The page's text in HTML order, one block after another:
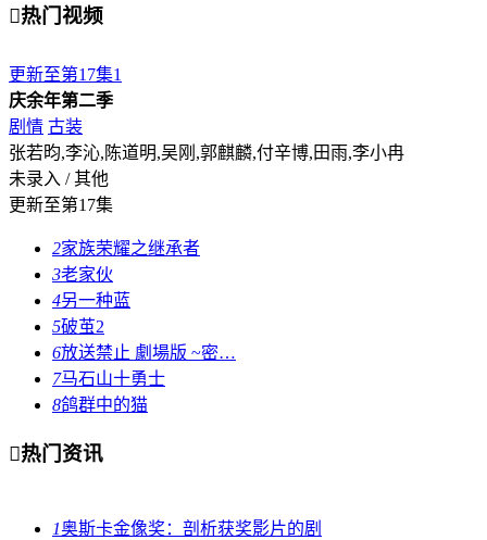
热门视频
更新至第17集1
庆余年第二季
剧情 古装
张若昀,李沁,陈道明,吴刚,郭麒麟,付辛博,田雨,李小冉
未录入 / 其他
更新至第17集
2家族荣耀之继承者
3老家伙
4另一种蓝
5破茧2
6放送禁止 劇場版 ~密…
7马石山十勇士
8鸽群中的猫
热门资讯
1奥斯卡金像奖：剖析获奖影片的剧